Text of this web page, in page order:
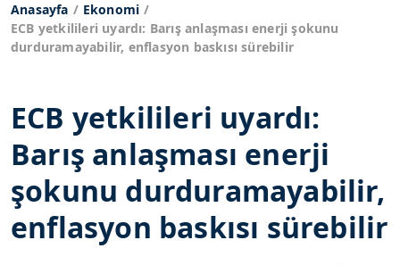
Anasayfa
Ekonomi
ECB yetkilileri uyardı: Barış anlaşması enerji şokunu
durduramayabilir, enflasyon baskısı sürebilir
ECB yetkilileri uyardı:
Barış anlaşması enerji
şokunu durduramayabilir,
enflasyon baskısı sürebilir